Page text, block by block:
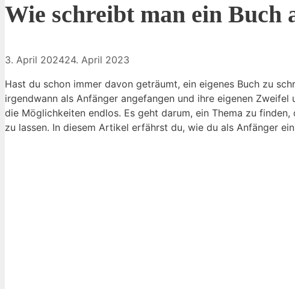
Wie schreibt man ein Buch
3. April 202424. April 2023
Hast du schon immer davon geträumt, ein eigenes Buch zu
irgendwann als Anfänger angefangen und ihre eigenen
die Möglichkeiten endlos. Es geht darum, ein Thema zu
zu lassen. In diesem Artikel erfährst du, wie du als Anfänger